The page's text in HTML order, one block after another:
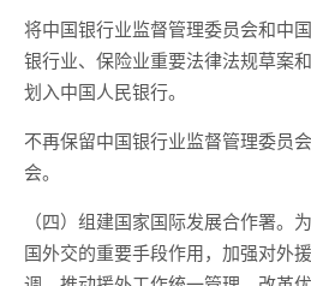
将中国银行业监督管理委员会和中
银行业、保险业重要法律法规草案
划入中国人民银行。
不再保留中国银行业监督管理委员
会。
（四）组建国家国际发展合作署。
国外交的重要手段作用，加强对外